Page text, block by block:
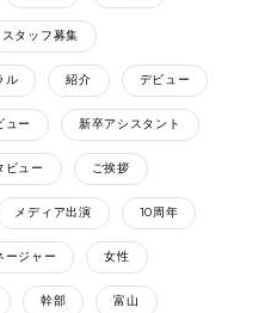
スタッフ募集
ル 紹介 デビュー
ュー 新卒アシスタント
ビュー ご挨拶
メディア出演 10周年
ージャー 女性
幹部 富山